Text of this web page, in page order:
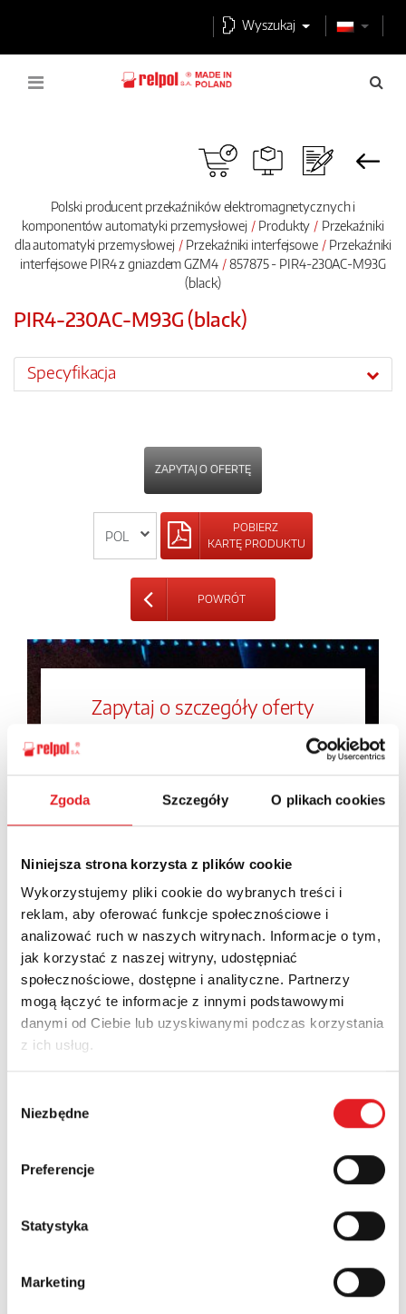
Zgoda Szczegóły O plikach cookies
Niniejsza strona korzysta z plików cookie
Wykorzystujemy pliki cookie do wybranych treści i
reklam, aby oferować funkcje społecznościowe i
analizować ruch w naszych witrynach. Informacje o tym,
jak korzystać z naszej witryny, udostępniać
społecznościowe, dostępne i analityczne. Partnerzy
mogą łączyć te informacje z innymi podstawowymi
danymi od Ciebie lub uzyskiwanymi podczas korzystania
z ich usług.
zgody
Niezbędne
Preferencje
Statystyka
Marketing
Wyszukaj
Polski producent przekaźników elektromagnetycznych i
komponentów automatyki przemysłowej
Produkty
Przekaźniki
dla automatyki przemysłowej
Przekaźniki interfejsowe
Przekaźniki
interfejsowe PIR4 z gniazdem GZM4
857875 - PIR4-230AC-M93G
(black)
PIR4-230AC-M93G (black)
Specyfikacja
ZAPYTAJ O OFERTĘ
POBIERZ
KARTĘ PRODUKTU
POWRÓT
Zapytaj o szczegóły oferty
Imię i nazwisko: *
Nazwa firmy:
Numer telefonu:
Województwo:
Treść: *
temat przetwarzania danych osobowych w
Polityce